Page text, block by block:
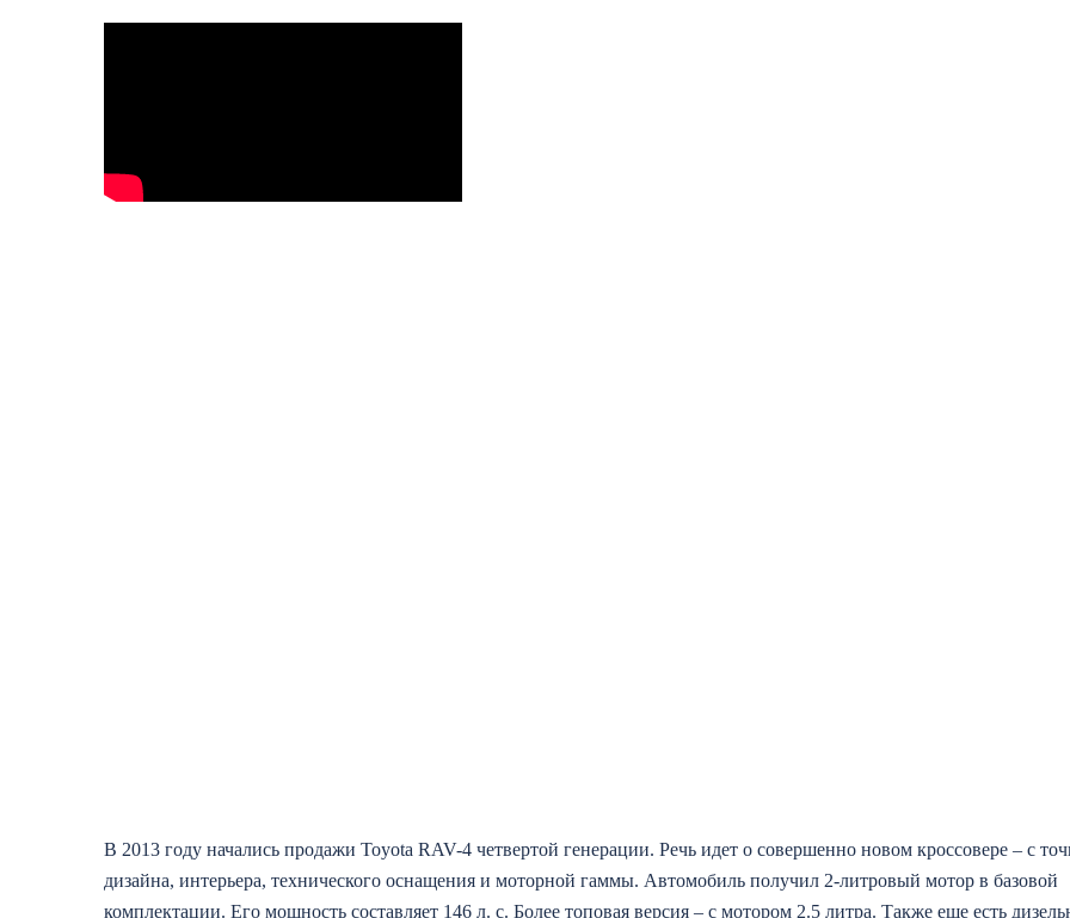
В 2013 году начались продажи Toyota RAV-4 четвертой генерации. Речь идет о совершенно новом кроссовере – с
дизайна, интерьера, технического оснащения и моторной гаммы. Автомобиль получил 2-литровый мотор в базовой
комплектации. Его мощность составляет 146 л. с. Более топовая версия – с мотором 2.5 литра. Также еще есть